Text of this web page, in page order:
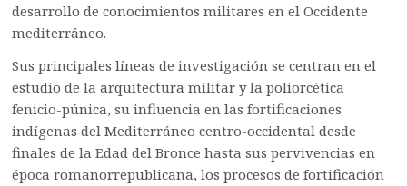
desarrollo de conocimientos militares en el Occidente
mediterráneo.
Sus principales líneas de investigación se centran en el
estudio de la arquitectura militar y la poliorcética
fenicio-púnica, su influencia en las fortificaciones
indígenas del Mediterráneo centro-occidental desde
finales de la Edad del Bronce hasta sus pervivencias en
época romanorrepublicana, los procesos de fortificación